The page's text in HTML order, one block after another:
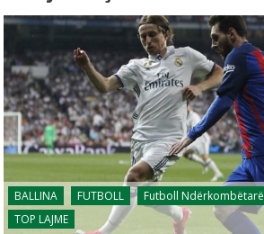
BALLINA FUTBOLL Futboll Ndërkombëtarë
TOP LAJME